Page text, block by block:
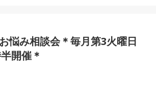
悩み相談会＊毎月第3火曜日
開催＊